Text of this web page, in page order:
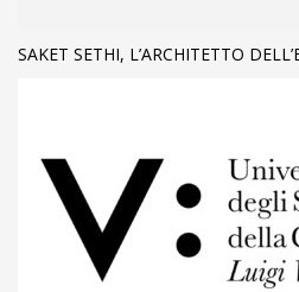
SAKET SETHI, L’ARCHITETTO